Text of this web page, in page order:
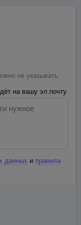
не указывать
на вашу эл.почту
данных и правила